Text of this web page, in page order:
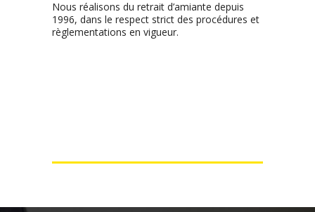
Nous réalisons du retrait d’amiante depuis
1996, dans le respect strict des procédures et
règlementations en vigueur.